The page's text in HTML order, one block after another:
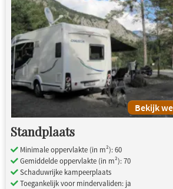
Bekijk
Standplaats
Minimale oppervlakte (in m²): 60
Gemiddelde oppervlakte (in m²): 70
Schaduwrijke kampeerplaats
Toegankelijk voor mindervaliden: ja